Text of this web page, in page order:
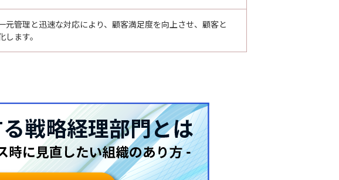
元管理と迅速な対応により、顧客満足度を向上させ、顧客と
します。